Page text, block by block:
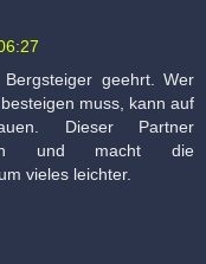
geehrt. Wer
muss, kann auf
Dieser Partner
und macht die
vieles leichter.